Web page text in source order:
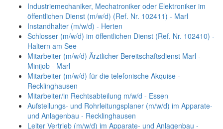
Industriemechaniker, Mechatroniker oder Elektroniker im
öffentlichen Dienst (m/w/d) (Ref. Nr. 102411) - Marl
Instandhalter (m/w/d) - Herten
Schlosser (m/w/d) im öffentlichen Dienst (Ref. Nr. 102410) -
Haltern am See
Mitarbeiter (m/w/d) Ärztlicher Bereitschaftsdienst Marl -
Minijob - Marl
Mitarbeiter (m/w/d) für die telefonische Akquise -
Recklinghausen
Mitarbeiter/in Rechtsabteilung m/w/d - Essen
Aufstellungs- und Rohrleitungsplaner (m/w/d) im Apparate-
und Anlagenbau - Recklinghausen
Leiter Vertrieb (m/w/d) im Apparate- und Anlagenbau -